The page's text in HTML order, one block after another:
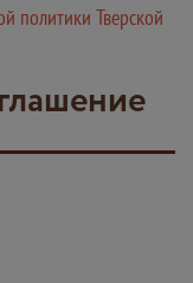
политики Тверской